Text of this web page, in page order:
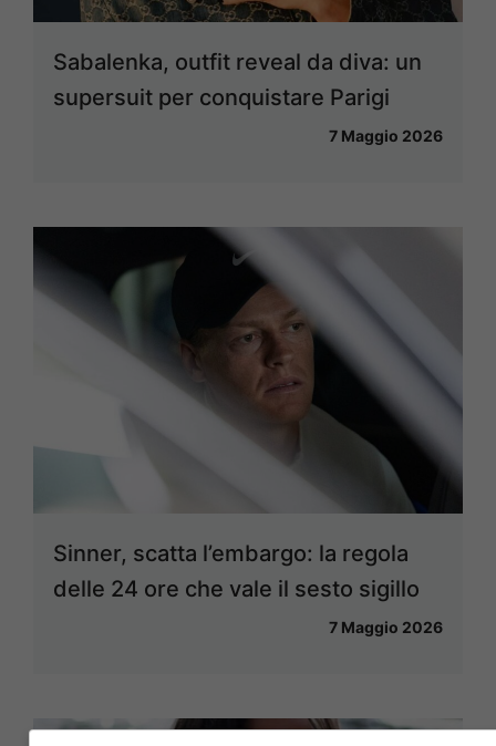
Sabalenka, outfit reveal da diva: un
supersuit per conquistare Parigi
7 Maggio 2026
Sinner, scatta l’embargo: la regola
delle 24 ore che vale il sesto sigillo
7 Maggio 2026